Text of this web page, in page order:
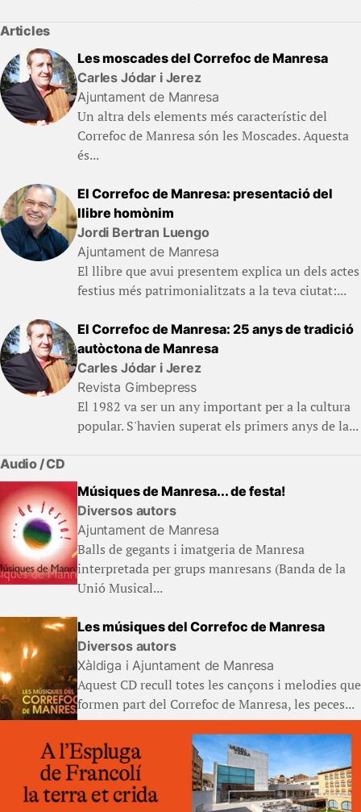
Articles
Les moscades del Correfoc de Manresa
Carles Jódar i Jerez
Ajuntament de Manresa
Un altra dels elements més característic del
Correfoc de Manresa són les Moscades. Aquesta
és...
El Correfoc de Manresa: presentació del
llibre homònim
Jordi Bertran Luengo
Ajuntament de Manresa
El llibre que avui presentem explica un dels actes
festius més patrimonialitzats a la teva ciutat:...
El Correfoc de Manresa: 25 anys de tradició
autòctona de Manresa
Carles Jódar i Jerez
Revista Gimbepress
El 1982 va ser un any important per a la cultura
popular. S'havien superat els primers anys de la...
Audio / CD
Músiques de Manresa... de festa!
Diversos autors
Ajuntament de Manresa
Balls de gegants i imatgeria de Manresa
interpretada per grups manresans (Banda de la
Unió Musical...
Les músiques del Correfoc de Manresa
Diversos autors
Xàldiga i Ajuntament de Manresa
Aquest CD recull totes les cançons i melodies que
formen part del Correfoc de Manresa, les peces...